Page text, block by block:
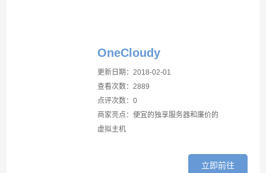
FastComet复活节活动优惠20%折扣
OneCloudy
更新日期：2018-02-01
查看次数：2889
点评次数：0
商家亮点：便宜的独享服务器和廉价的
虚拟主机
立即前往